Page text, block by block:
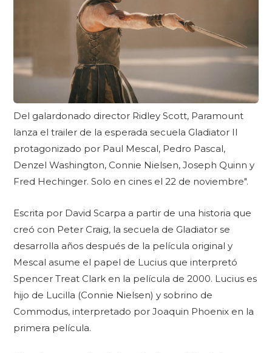
Del galardonado director Ridley Scott, Paramount
lanza el trailer de la esperada secuela Gladiator II
protagonizado por Paul Mescal, Pedro Pascal,
Denzel Washington, Connie Nielsen, Joseph Quinn y
Fred Hechinger. Solo en cines el 22 de noviembre".
Escrita por David Scarpa a partir de una historia que
creó con Peter Craig, la secuela de Gladiator se
desarrolla años después de la película original y
Mescal asume el papel de Lucius que interpretó
Spencer Treat Clark en la película de 2000. Lucius es
hijo de Lucilla (Connie Nielsen) y sobrino de
Commodus, interpretado por Joaquin Phoenix en la
primera película.